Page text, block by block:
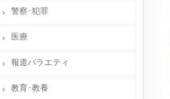
警察･犯罪
医療
報道バラエティ
教育･教養